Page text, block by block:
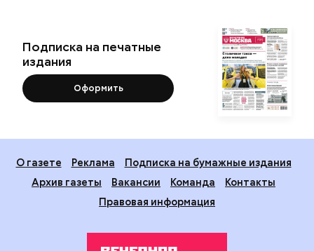
Подписка на печатные
издания
Оформить
О газете Реклама
Подписка на бумажные издания
Архив газеты
Вакансии Команда
Контакты
Правовая информация